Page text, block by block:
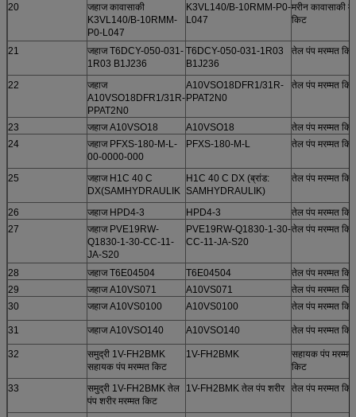
20
जहाज कावासाकी
K3VL140/B-10RMM-
P0-L047
K3VL140/B-10RMM-P0-
L047
मरीन कावासाकी
किट
21
जहाज T6DCY-050-031-
1R03 B1J236
T6DCY-050-031-1R03
B1J236
तेल पंप मरम्मत किट
22
जहाज
A10VSO18DFR1/31R-
PPAT2N0
A10VSO18DFR1/31R-
PPAT2N0
तेल पंप मरम्मत किट
23 जहाज A10VSO18 A10VSO18
तेल पंप मरम्मत किट
24
जहाज PFXS-180-M-L-
00-0000-000
PFXS-180-M-L तेल पंप मरम्मत किट
25
जहाज H1C 40 C
DX(SAMHYDRAULIK
H1C 40 C DX (ब्रांड:
SAMHYDRAULIK)
तेल पंप मरम्मत किट
26 जहाज HPD4-3 HPD4-3
तेल पंप मरम्मत किट
27
जहाज PVE19RW-
Q1830-1-30-CC-11-
JA-S20
PVE19RW-Q1830-1-30-
CC-11-JA-S20
तेल पंप मरम्मत किट
28 जहाज T6E04504 T6E04504
तेल पंप मरम्मत किट
29
जहाज A10VS071 A10VS071
तेल पंप मरम्मत किट
30
जहाज A10VS0100 A10VS0100 तेल पंप मरम्मत किट
31 जहाज A10VSO140 A10VSO140 तेल पंप मरम्मत किट
32
समुद्री 1V-FH2BMK
सहायक पंप मरम्मत किट
1V-FH2BMK
सहायक पंप मरम्मत
किट
33
समुद्री 1V-FH2BMK तेल
पंप शरीर मरम्मत किट
1V-FH2BMK तेल पंप शरीर तेल पंप मरम्मत किट